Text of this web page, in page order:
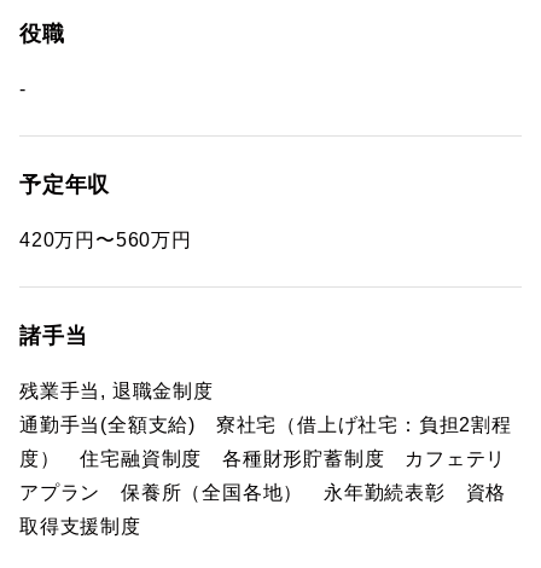
役職
-
予定年収
420万円〜560万円
諸手当
残業手当, 退職金制度
通勤手当(全額支給) 寮社宅（借上げ社宅：負担2割程
度） 住宅融資制度 各種財形貯蓄制度 カフェテリ
アプラン 保養所（全国各地） 永年勤続表彰 資格
取得支援制度